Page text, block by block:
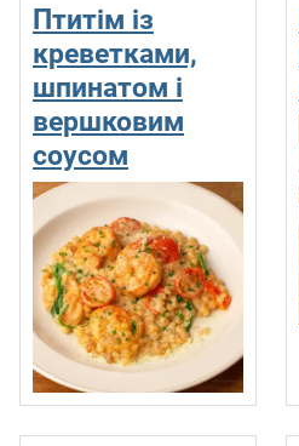
Птитім із
креветками,
шпинатом і
вершковим
соусом